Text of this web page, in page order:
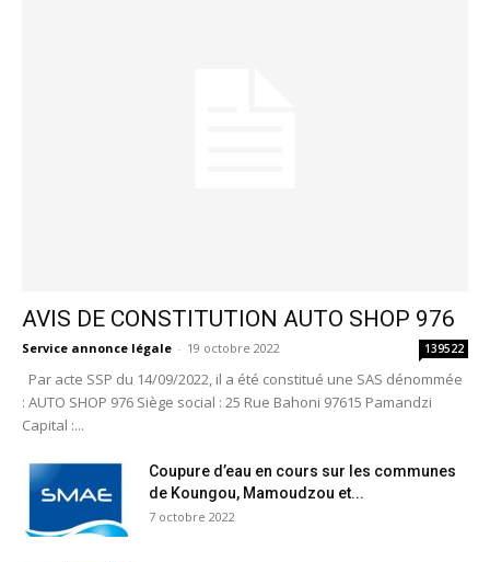
AVIS DE CONSTITUTION AUTO SHOP 976
Service annonce légale - 19 octobre 2022 139522
Par acte SSP du 14/09/2022, il a été constitué une SAS dénommée
: AUTO SHOP 976 Siège social : 25 Rue Bahoni 97615 Pamandzi
Capital :...
Coupure d’eau en cours sur les communes
de Koungou, Mamoudzou et...
7 octobre 2022